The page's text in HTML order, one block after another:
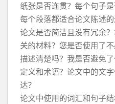
纸张是否连贯？每个句子
每个段落都适合论文陈述的
论文是否简洁且没有冗余
关的材料？您是否使用了不
描述清楚吗？我是否避免
定义和术语？论文中的文
达？
论文中使用的词汇和句子